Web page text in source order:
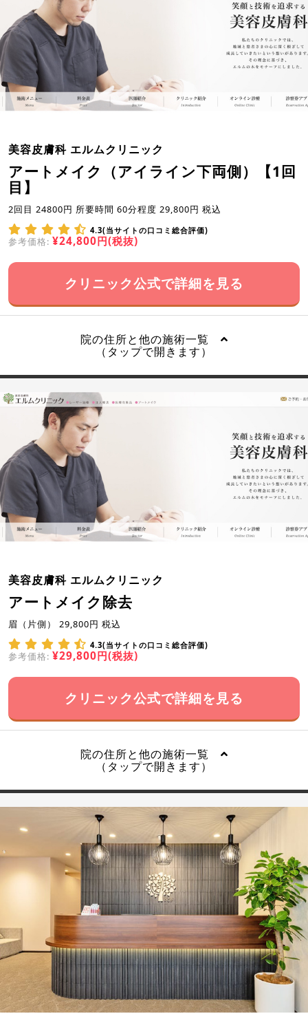
美容皮膚科 エルムクリニック
アートメイク（アイライン下両側）【1回
目】
2回目 24800円 所要時間 60分程度 29,800円 税込
4.3(当サイトの口コミ総合評価)
参考価格: ¥24,800円(税抜)
クリニック公式で詳細を見る
院の住所と他の施術一覧
（タップで開きます）
美容皮膚科 エルムクリニック
アートメイク除去
眉（片側） 29,800円 税込
4.3(当サイトの口コミ総合評価)
参考価格: ¥29,800円(税抜)
クリニック公式で詳細を見る
院の住所と他の施術一覧
（タップで開きます）